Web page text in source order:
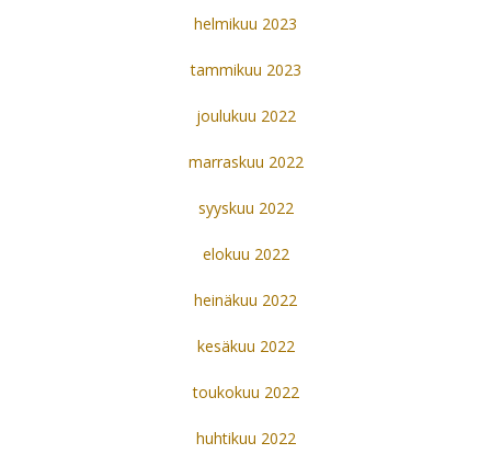
helmikuu 2023
tammikuu 2023
joulukuu 2022
marraskuu 2022
syyskuu 2022
elokuu 2022
heinäkuu 2022
kesäkuu 2022
toukokuu 2022
huhtikuu 2022